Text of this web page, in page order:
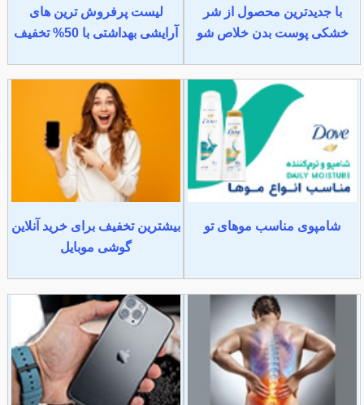
با جدیدترین محصول از شر
خشکی پوست بدن خلاص شو
لیست پرفروش ترین های
آرایشی بهداشتی با 50% تخفیف
شامپوی مناسب موهای تو
بیشترین تخفیف برای خرید آنلاین
گوشی موبایل